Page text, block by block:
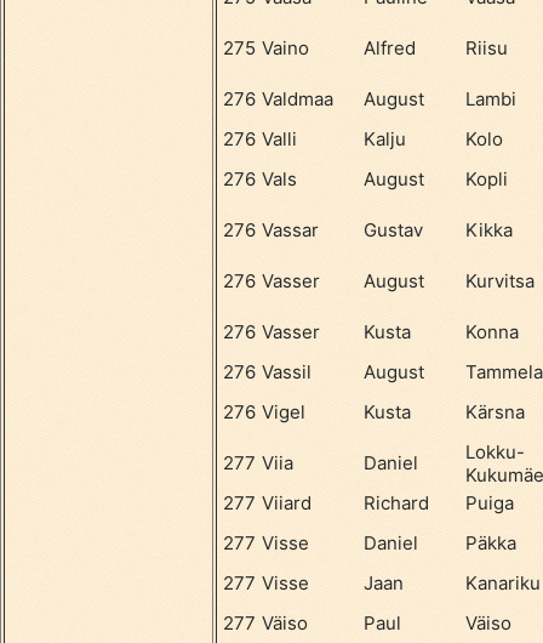
275 Vaino Alfred Riisu
276 Valdmaa August
Lambi
276 Valli Kalju
Kolo
276 Vals August Kopli
276 Vassar Gustav Kikka
276 Vasser August Kurvitsa
276 Vasser Kusta
Konna
276 Vassil August
276 Vigel Kusta Kärsna
277 Viia Daniel
Lokku-
Kukumäe
277 Viiard Richard
Puiga
277 Visse Daniel
Päkka
277 Visse Jaan
Kanariku
277 Väiso Paul Väiso